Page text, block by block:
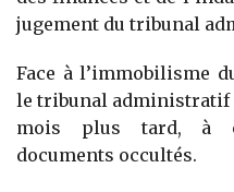
jugement du tribunal
Face à l’immobilisme
le tribunal administratif
mois plus tard, à
documents occultés.